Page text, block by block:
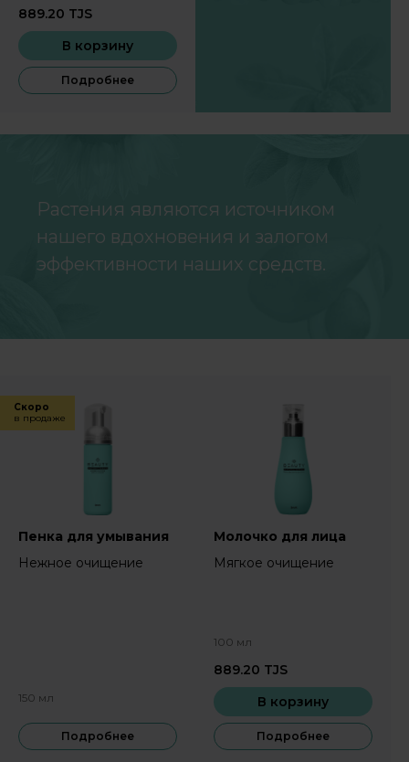
моложе, быть активнее,
получая
сбалансированные
элементы для
889.20 TJS
В корзину
Подробнее
Растения являются источником
нашего вдохновения и залогом
эффективности наших средств.
Скоро
в продаже
Пенка для умывания
Нежное очищение
150 мл
Подробнее
Молочко для лица
Мягкое очищение
100 мл
889.20 TJS
В корзину
Подробнее